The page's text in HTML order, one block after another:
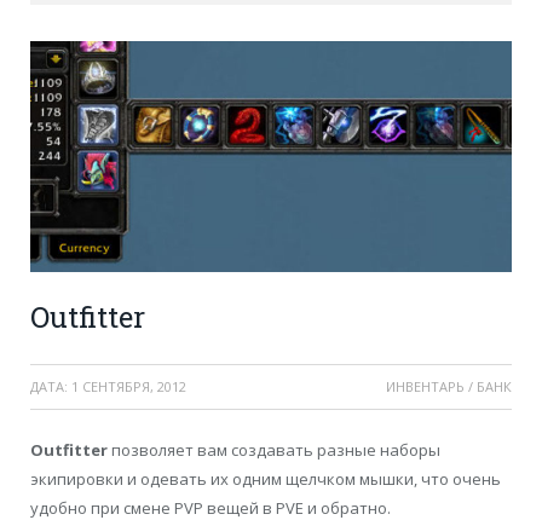
Outfitter
ДАТА: 1 СЕНТЯБРЯ, 2012 ИНВЕНТАРЬ / БАНК
Outfitter позволяет вам создавать разные наборы
экипировки и одевать их одним щелчком мышки, что очень
удобно при смене PVP вещей в PVE и обратно.